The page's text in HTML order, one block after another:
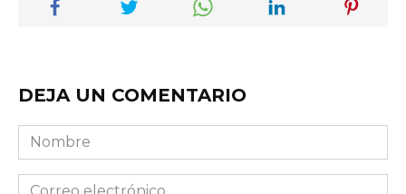
DEJA UN COMENTARIO
Nombre
Correo